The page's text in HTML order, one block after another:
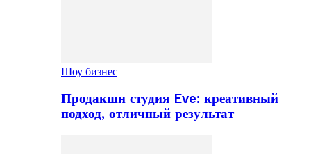
Шоу бизнес
Продакшн студия Eve: креативный
подход, отличный результат